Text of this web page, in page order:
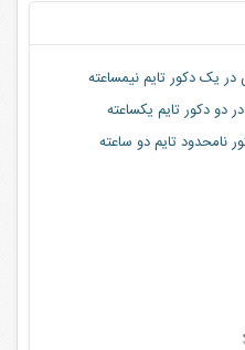
یک دکور تایم نیمساعته
دکور تایم یکساعته